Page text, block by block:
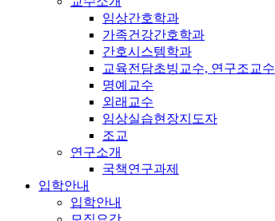
임상간호학과
가족건강간호학과
간호시스템학과
교육전담초빙교수, 연구조교수
명예교수
외래교수
임상실습현장지도자
조교
연구소개
국책연구과제
입학안내
입학안내